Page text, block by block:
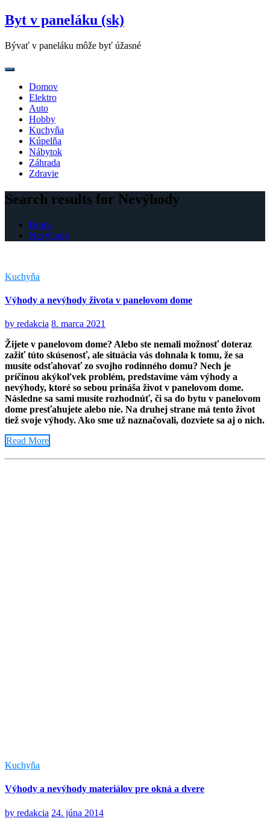
Skip
to
Byt v paneláku (sk)
Bývať v paneláku môže byť úžasné
Domov
Elektro
Auto
Hobby
Kuchyňa
Kúpelňa
Nábytok
Záhrada
Zdravie
Search results for Nevýhody
Home
Nevýhody
Kuchyňa
Výhody a nevýhody života v panelovom dome
by redakcia 8. marca 2021
Žijete v panelovom dome? Alebo ste nemali možnosť doteraz
zažiť túto skúsenosť, ale situácia vás dohnala k tomu, že sa
musíte odsťahovať zo svojho rodinného domu? Nech je
príčinou akýkoľvek problém, predstavíme vám výhody a
nevýhody, ktoré so sebou prináša život v panelovom dome.
Následne sa sami musíte rozhodnúť, či sa do bytu v panelovom
dome presťahujete alebo nie. Na druhej strane má tento život
tiež svoje výhody. Ako sme už naznačovali, dozviete sa aj o nich.
Read More
Kuchyňa
Výhody a nevýhody materiálov pre okná a dvere
by redakcia 24. júna 2014